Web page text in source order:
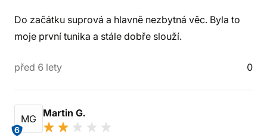
Do začátku suprová a hlavně nezbytná věc. Byla to
moje první tunika a stále dobře slouží.
před 6 lety 0
MG
6
Martin G.